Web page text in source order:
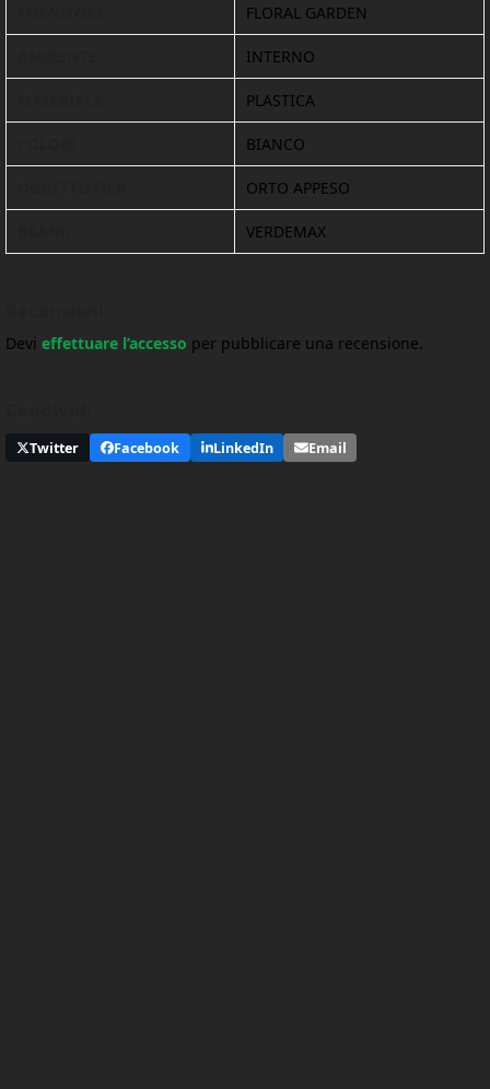
FLORAL GARDEN
INTERNO
PLASTICA
BIANCO
ORTO APPESO
VERDEMAX
Devi effettuare l’accesso per pubblicare una recensione.
Twitter Facebook LinkedIn Email